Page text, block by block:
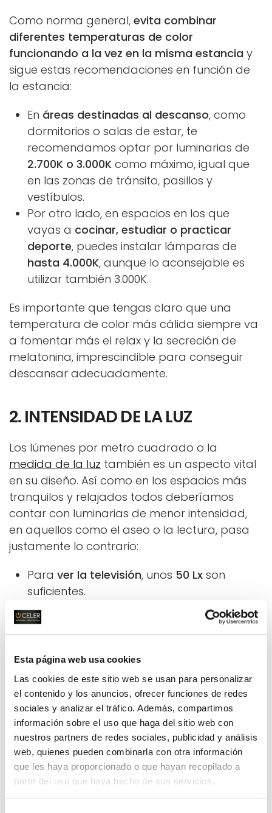
Esta página web usa cookies
Las cookies de este sitio web se usan para personalizar
el contenido y los anuncios, ofrecer funciones de redes
sociales y analizar el tráfico. Además, compartimos
información sobre el uso que haga del sitio web con
nuestros partners de redes sociales, publicidad y análisis
web, quienes pueden combinarla con otra información
que les haya proporcionado o que hayan recopilado a
partir del uso que haya hecho de sus servicios.
Como norma general, evita combinar
diferentes temperaturas de color
funcionando a la vez en la misma estancia y
sigue estas recomendaciones en función de
la estancia:
En áreas destinadas al descanso, como
dormitorios o salas de estar, te
recomendamos optar por luminarias de
2.700K o 3.000K como máximo, igual que
en las zonas de tránsito, pasillos y
vestíbulos.
Por otro lado, en espacios en los que
vayas a cocinar, estudiar o practicar
deporte, puedes instalar lámparas de
hasta 4.000K, aunque lo aconsejable es
utilizar también 3.000K.
Es importante que tengas claro que una
temperatura de color más cálida siempre va
a fomentar más el relax y la secreción de
melatonina, imprescindible para conseguir
descansar adecuadamente.
2. INTENSIDAD DE LA LUZ
Los lúmenes por metro cuadrado o la
medida de la luz también es un aspecto vital
en su diseño. Así como en los espacios más
tranquilos y relajados todos deberíamos
contar con luminarias de menor intensidad,
en aquellos como el aseo o la lectura, pasa
justamente lo contrario:
Para ver la televisión, unos 50 Lx son
suficientes.
En un
lo aconsejable es tener
entre
hacen falta alrededor de
Para que puedas orientarte, estos niveles de
luz equivaldrían a los de unalámpara led de
6W, 20W y 60W , respectivamente.
3. LUZ FOCALIZADA